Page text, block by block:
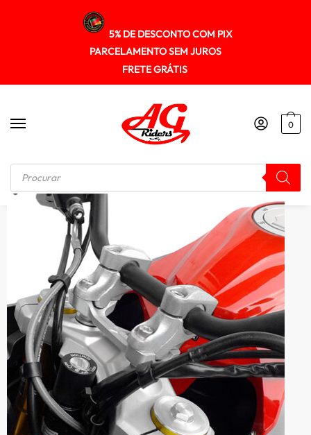
5% DE DESCONTO COM PIX
PARCELAMENTO SEM JUROS
FRETE GRÁTIS
0
Início / RISER GUIDÃO Riser Adapt Guidao Cg125/150 2009-2013 Scam Spta271 Prata